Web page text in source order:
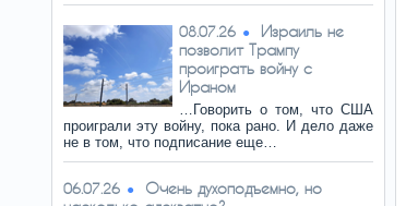
08.07.26
Израиль не
позволит Трампу
проиграть войну с
Ираном
…Говорить о том, что США
проиграли эту войну, пока рано. И дело даже
не в том, что подписание еще…
06.07.26
Очень духоподъемно, но